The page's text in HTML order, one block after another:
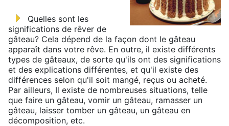
Quelles sont les
significations de rêver de
gâteau? Cela dépend de la façon dont le gâteau
apparaît dans votre rêve. En outre, il existe différents
types de gâteaux, de sorte qu'ils ont des significations
et des explications différentes, et qu'il existe des
différences selon qu'il soit mangé, reçus ou acheté.
Par ailleurs, Il existe de nombreuses situations, telle
que faire un gâteau, vomir un gâteau, ramasser un
gâteau, laisser tomber un gâteau, un gâteau en
décomposition, etc.